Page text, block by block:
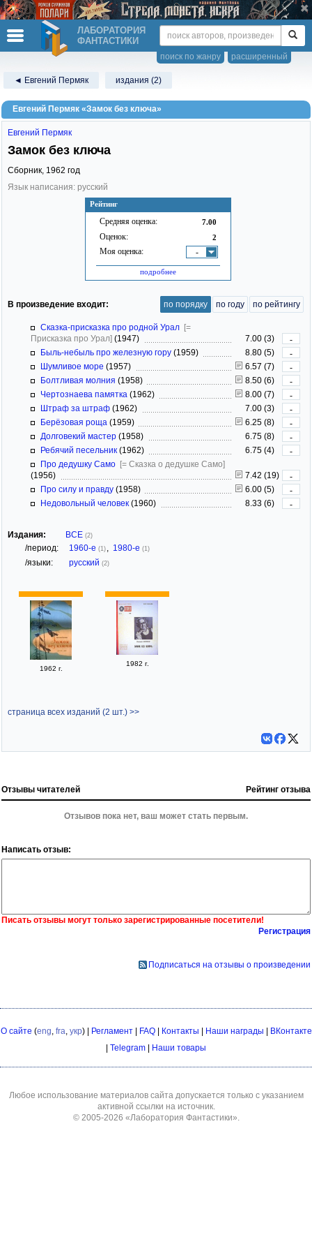
ЛАБОРАТОРИЯ
ФАНТАСТИКИ
расширенный
поиск по жанру
◄ Евгений Пермяк издания (2)
Евгений Пермяк «Замок без ключа»
Рейтинг
Средняя оценка: 7.00
Оценок: 2
Моя оценка: -
подробнее
Евгений Пермяк
Замок без ключа
Сборник, 1962 год
Язык написания: русский
В произведение входит: по порядку по году по рейтингу
Сказка-присказка про родной Урал [=
Присказка про Урал] (1947) 7.00 (3)
-
Быль-небыль про железную гору (1959) 8.80 (5)
-
Шумливое море (1957) 6.57 (7)
-
Болтливая молния (1958) 8.50 (6)
-
Чертознаева памятка (1962) 8.00 (7)
-
Штраф за штраф (1962) 7.00 (3)
-
Берёзовая роща (1959) 6.25 (8)
-
Долговекий мастер (1958) 6.75 (8)
-
Ребячий песельник (1962) 6.75 (4)
-
Про дедушку Само [= Сказка о дедушке Само]
(1956)
7.42 (19)
-
Про силу и правду (1958) 6.00 (5)
-
Недовольный человек (1960) 8.33 (6) -
Издания: ВСЕ (2)
/период: 1960-е (1) 1980-е (1)
/языки: русский (2)
1962 г.
1982 г.
страница всех изданий (2 шт.) >>
Отзывы читателей Рейтинг отзыва
Отзывов пока нет, ваш может стать первым.
Написать отзыв:
Писать отзывы могут только зарегистрированные посетители!
Регистрация
Подписаться на отзывы о произведении
О сайте (eng fra укр) | Регламент| FAQ| Контакты | Наши награды | ВКонтакте
| Telegram | Наши товары
Любое использование материалов сайта допускается только с указанием
активной ссылки на источник.
© 2005-2026 «Лаборатория Фантастики»